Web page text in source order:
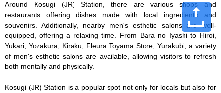
Around Kosugi (JR) Station, there are various shops and
restaurants offering dishes made with local ingredients and
souvenirs. Additionally, nearby men's esthetic salons are well-
equipped, offering a relaxing time. From Bara no Iyashi to Hiroi,
Yukari, Yozakura, Kiraku, Fleura Toyama Store, Yurakubi, a variety
of men's esthetic salons are available, allowing visitors to refresh
both mentally and physically.
Kosugi (JR) Station is a popular spot not only for locals but also for